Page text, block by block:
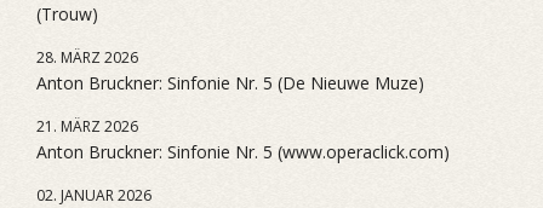
(Trouw)
28. MÄRZ 2026
Anton Bruckner: Sinfonie Nr. 5 (De Nieuwe Muze)
21. MÄRZ 2026
Anton Bruckner: Sinfonie Nr. 5 (www.operaclick.com)
02. JANUAR 2026